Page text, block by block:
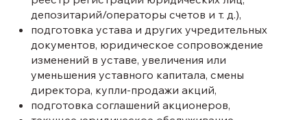
депозитарий/операторы счетов и т. д.),
подготовка устава и других учредительных
документов, юридическое сопровождение
изменений в уставе, увеличения или
уменьшения уставного капитала, смены
директора, купли-продажи акций,
подготовка соглашений акционеров,